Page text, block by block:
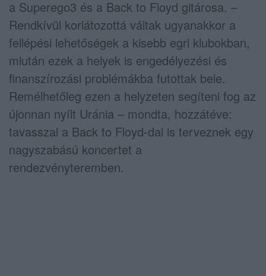
a Superego3 és a Back to Floyd gitárosa. –
Rendkívül korlátozottá váltak ugyanakkor a
fellépési lehetőségek a kisebb egri klubokban,
miután ezek a helyek is engedélyezési és
finanszírozási problémákba futottak bele.
Remélhetőleg ezen a helyzeten segíteni fog az
újonnan nyílt Uránia – mondta, hozzátéve:
tavasszal a Back to Floyd-dal is terveznek egy
nagyszabású koncertet a
rendezvényteremben.